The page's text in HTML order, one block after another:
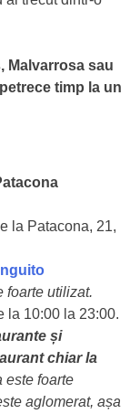
Malvarrosa sau
timp la un
la Patacona, 21,
foarte utilizat.
la 10:00 la 23:00.
și
chiar la
este foarte
aglomerat, așa